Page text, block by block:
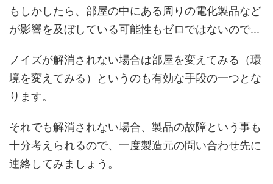
もしかしたら、部屋の中にある周りの電化製品など
が影響を及ぼしている可能性もゼロではないので...
ノイズが解消されない場合は部屋を変えてみる（環
境を変えてみる）というのも有効な手段の一つとな
ります。
それでも解消されない場合、製品の故障という事も
十分考えられるので、一度製造元の問い合わせ先に
連絡してみましょう。